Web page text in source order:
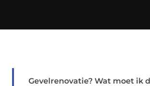
Gevelrenovatie? Wat moet ik